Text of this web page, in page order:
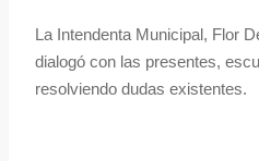
La Intendenta Municipal, Flor
dialogó con las presentes,
resolviendo dudas existentes.